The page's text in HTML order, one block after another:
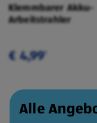
Klemmbarer Akku-
Arbeitstrahler
€ 4,99¹
Alle